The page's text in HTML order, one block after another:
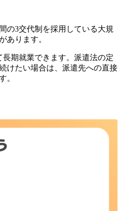
の3交代制を採用している大規
あります。
期就業できます。派遣法の定
けたい場合は、派遣先への直接
。